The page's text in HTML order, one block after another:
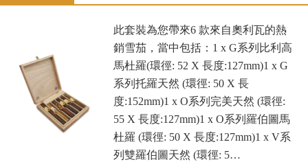
此套裝為您帶來6 款來自奧利瓦的熱
銷雪茄，當中包括：1 x G系列比利高
馬杜羅(環徑: 52 X 長度:127mm)1 x G
系列托羅天然 (環徑: 50 X 長
度:152mm)1 x O系列完美天然 (環徑:
55 X 長度:127mm)1 x O系列羅伯圖馬
杜羅 (環徑: 50 X 長度:127mm)1 x V系
列雙羅伯圖天然 (環徑: 5…